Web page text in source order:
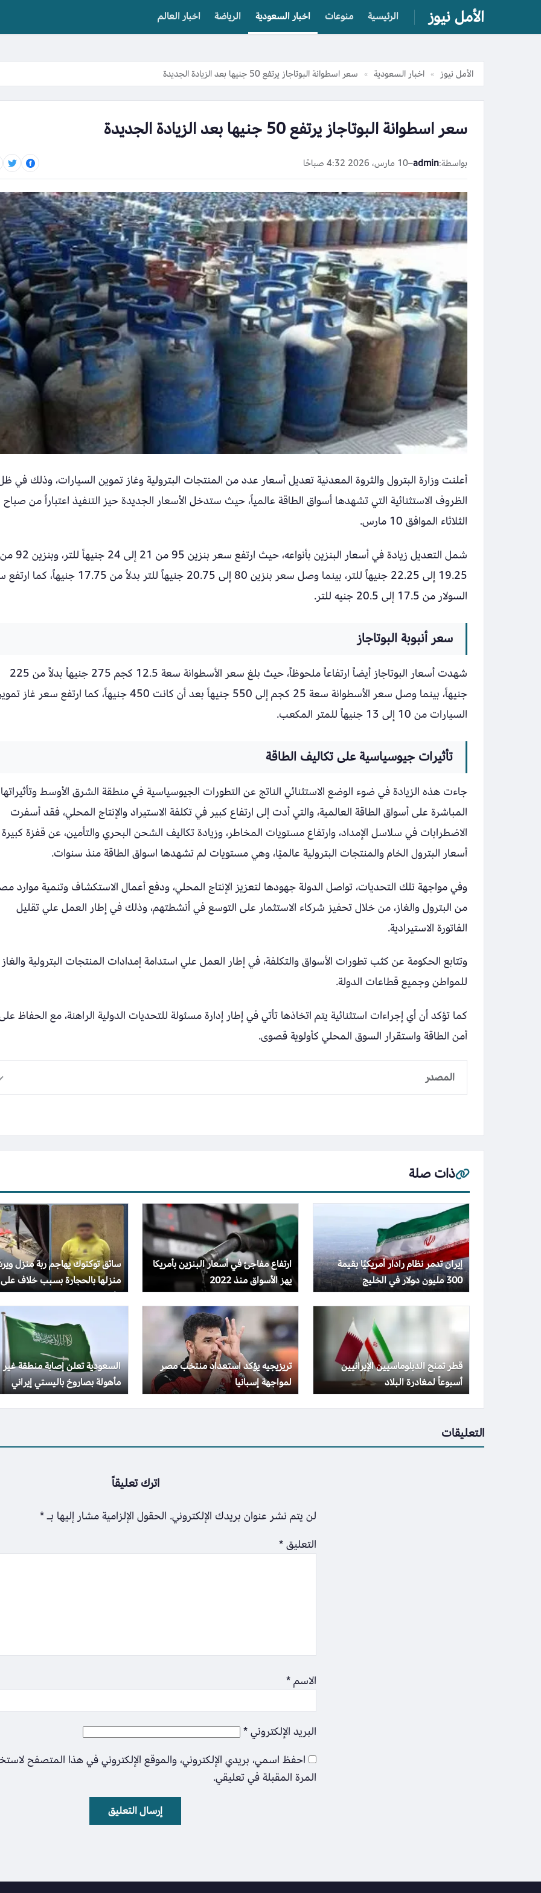
الأمل نيوز الرئيسية منوعات اخبار السعودية الرياضة اخبار العالم
الأمل نيوز » اخبار السعودية » سعر اسطوانة البوتاجاز يرتفع 50 جنيها بعد الزيادة الجديدة
سعر اسطوانة البوتاجاز يرتفع 50 جنيها بعد الزيادة الجديدة
بواسطة:admin
–10 مارس، 2026 4:32 صباحًا
أعلنت وزارة البترول والثروة المعدنية تعديل أسعار عدد من المنتجات البترولية وغاز تموين السيارات، وذلك في
الظروف الاستثنائية التي تشهدها أسواق الطاقة عالمياً، حيث ستدخل الأسعار الجديدة حيز التنفيذ اعتباراً من صباح
الثلاثاء الموافق 10 مارس.
شمل التعديل زيادة في أسعار البنزين بأنواعه، حيث ارتفع سعر بنزين 95 من 21 إلى 24 جنيهاً للتر، وبنزين 92 من
19.25 إلى 22.25 جنيهاً للتر، بينما وصل سعر بنزين 80 إلى 20.75 جنيهاً للتر بدلاً من 17.75
السولار من 17.5 إلى 20.5 جنيه للتر.
سعر أنبوبة البوتاجاز
شهدت أسعار البوتاجاز أيضاً ارتفاعاً ملحوظاً، حيث بلغ سعر الأسطوانة سعة 12.5 كجم 275 جنيهاً بدلاً من 225
جنيهاً، بينما وصل سعر الأسطوانة سعة 25 كجم إلى 550 جنيهاً بعد أن كانت 450 جنيهاً، كما ارتفع سعر
السيارات من 10 إلى 13 جنيهاً للمتر المكعب.
تأثيرات جيوسياسية على تكاليف الطاقة
جاءت هذه الزيادة في ضوء الوضع الاستثنائي الناتج عن التطورات الجيوسياسية في منطقة الشرق الأوسط وتأثيراتها
المباشرة على أسواق الطاقة العالمية، والتي أدت إلى ارتفاع كبير في تكلفة الاستيراد والإنتاج المحلي، فقد أسفرت
الاضطرابات في سلاسل الإمداد، وارتفاع مستويات المخاطر، وزيادة تكاليف الشحن البحري والتأمين، عن قفزة
أسعار البترول الخام والمنتجات البترولية عالميًا، وهي مستويات لم تشهدها اسواق الطاقة منذ سنوات.
وفي مواجهة تلك التحديات، تواصل الدولة جهودها لتعزيز الإنتاج المحلي، ودفع أعمال الاستكشاف وتنمية موارد
من البترول والغاز، من خلال تحفيز شركاء الاستثمار على التوسع في أنشطتهم، وذلك في إطار العمل علي تقليل
الفاتورة الاستيرادية.
وتتابع الحكومة عن كثب تطورات الأسواق والتكلفة، في إطار العمل علي استدامة إمدادات المنتجات البترولية والغاز
للمواطن وجميع قطاعات الدولة.
كما تؤكد أن أي إجراءات استثنائية يتم اتخاذها تأتي في إطار إدارة مسئولة للتحديات الدولية الراهنة، مع الحفاظ
أمن الطاقة واستقرار السوق المحلي كأولوية قصوى.
المصدر
ذات صلة
إيران تدمر نظام رادار أمريكيًا بقيمة
300 مليون دولار في الخليج
ارتفاع مفاجئ في أسعار البنزين بأمريكا
يهز الأسواق منذ 2022
سائق توكتوك يهاجم ربة منزل
منزلها بالحجارة بسبب خلاف على
الأجرة
قطر تمنح الدبلوماسيين الإيرانيين
أسبوعاً لمغادرة البلاد
تريزيجيه يؤكد استعداد منتخب مصر
لمواجهة إسبانيا
السعودية تعلن إصابة منطقة غير
مأهولة بصاروخ باليستي إيراني
التعليقات
اترك تعليقاً
لن يتم نشر عنوان بريدك الإلكتروني. الحقول الإلزامية مشار إليها بـ*
التعليق*
الاسم*
البريد الإلكتروني*
احفظ اسمي، بريدي الإلكتروني، والموقع الإلكتروني في هذا المتصفح
المرة المقبلة في تعليقي.